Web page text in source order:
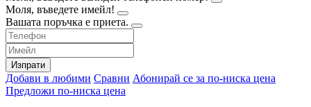
Моля, въведете имейл!
Вашата поръчка е приета.
Изпрати
Добави в любими Сравни Абонирай се за по-ниска цена
Предложи по-ниска цена